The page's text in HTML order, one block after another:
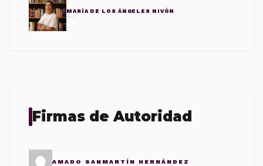
MARÍA DE LOS ÁNGELES NIVÓN
Firmas de Autoridad
AMADO SANMARTÍN HERNÁNDEZ